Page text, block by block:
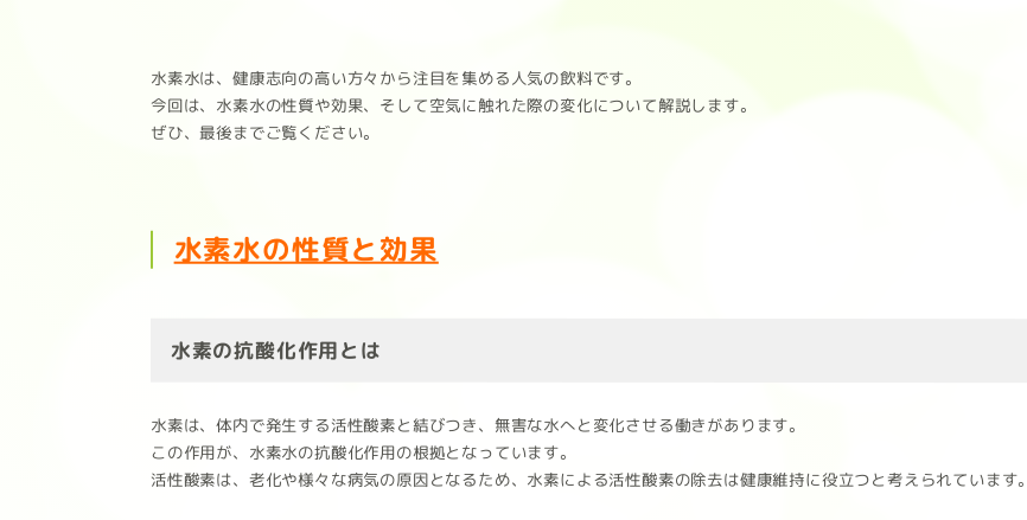
水素水は、健康志向の高い方々から注目を集める人気の飲料です。
今回は、水素水の性質や効果、そして空気に触れた際の変化について解説します。
ぜひ、最後までご覧ください。
水素水の性質と効果
水素の抗酸化作用とは
水素は、体内で発生する活性酸素と結びつき、無害な水へと変化させる働きがあります。
この作用が、水素水の抗酸化作用の根拠となっています。
活性酸素は、老化や様々な病気の原因となるため、水素による活性酸素の除去は健康維持に役立つと考えられています。